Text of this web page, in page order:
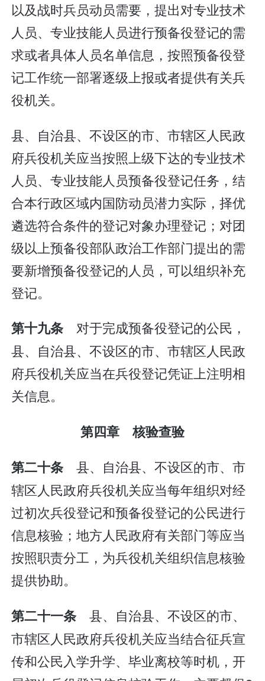
以及战时兵员动员需要，提出对专业技术
人员、专业技能人员进行预备役登记的需
求或者具体人员名单信息，按照预备役登
记工作统一部署逐级上报或者提供有关兵
役机关。
县、自治县、不设区的市、市辖区人民政
府兵役机关应当按照上级下达的专业技术
人员、专业技能人员预备役登记任务，结
合本行政区域内国防动员潜力实际，择优
遴选符合条件的登记对象办理登记；对团
级以上预备役部队政治工作部门提出的需
要新增预备役登记的人员，可以组织补充
登记。
第十九条对于完成预备役登记的公民，
县、自治县、不设区的市、市辖区人民政
府兵役机关应当在兵役登记凭证上注明相
关信息。
第四章 核验查验
第二十条 县、自治县、不设区的市、市
辖区人民政府兵役机关应当每年组织对经
过初次兵役登记和预备役登记的公民进行
信息核验；地方人民政府有关部门等应当
按照职责分工，为兵役机关组织信息核验
提供协助。
第二十一条 县、自治县、不设区的市、
市辖区人民政府兵役机关应当结合征兵宣
传和公民入学升学、毕业离校等时机，开